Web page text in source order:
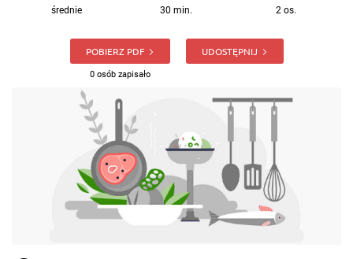
średnie 30 min. 2 os.
POBIERZ PDF
0 osób zapisało
UDOSTĘPNIJ